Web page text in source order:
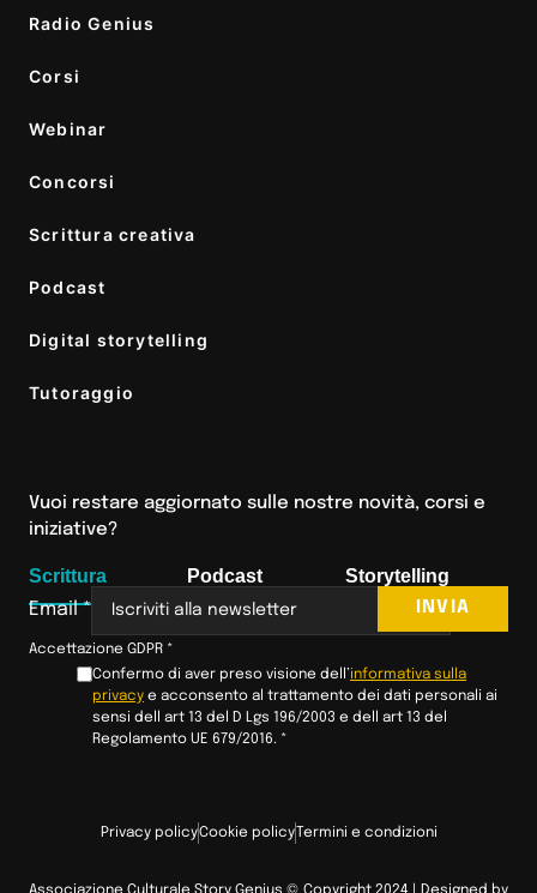
Radio Genius
Corsi
Webinar
Concorsi
Scrittura creativa
Podcast
Digital storytelling
Tutoraggio
Vuoi restare aggiornato sulle nostre novità, corsi e
iniziative?
Scrittura
Email*
Accettazione GDPR *
Confermo di aver preso visione dell’informativa sulla
privacy e acconsento al trattamento dei dati personali ai
sensi dell art 13 del D Lgs 196/2003 e dell art 13 del
Regolamento UE 679/2016. *
INVIA
Podcast Storytelling
Privacy policyCookie policy Termini e condizioni